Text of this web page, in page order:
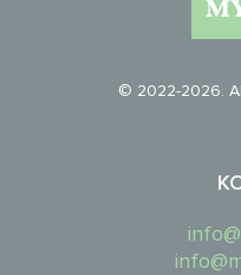
© 2022-2026.